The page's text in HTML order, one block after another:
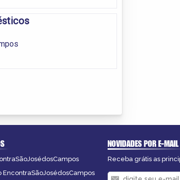
EncontraSãoJosédosCampos
NOVIDADES POR E-MAIL
Receba grátis as